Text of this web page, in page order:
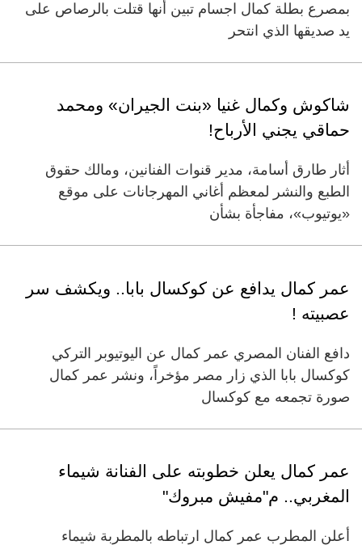
بمصرع بطلة كمال اجسام تبين أنها قتلت بالرصاص على
يد صديقها الذي انتحر
شاكوش وكمال غنيا «بنت الجيران» ومحمد
حماقي يجني الأرباح!
أثار طارق أسامة، مدير قنوات الفنانين، ومالك حقوق
الطبع والنشر لمعظم أغاني المهرجانات على موقع
«يوتيوب»، مفاجأة بشأن
عمر كمال يدافع عن كوكسال بابا.. ويكشف سر
عصبيته !
دافع الفنان المصري عمر كمال عن اليوتيوبر التركي
كوكسال بابا الذي زار مصر مؤخراً، ونشر عمر كمال
صورة تجمعه مع كوكسال
عمر كمال يعلن خطوبته على الفنانة شيماء
المغربي.. م"مفيش مبروك"
أعلن المطرب عمر كمال ارتباطه بالمطربة شيماء